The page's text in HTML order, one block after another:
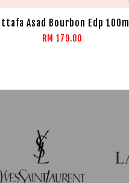
Asad Bourbon Edp 100ml
RM 179.00